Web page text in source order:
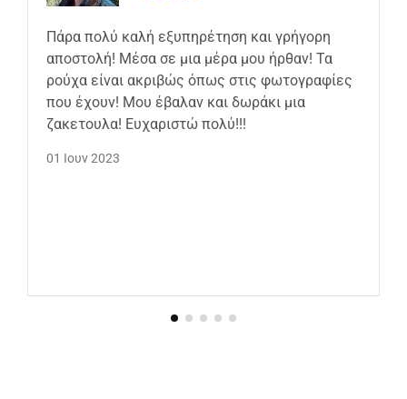
Πάρα πολύ καλή εξυπηρέτηση και γρήγορη
αποστολή! Μέσα σε μια μέρα μου ήρθαν! Τα
ρούχα είναι ακριβώς όπως στις φωτογραφίες
που έχουν! Μου έβαλαν και δωράκι μια
ζακετουλα! Ευχαριστώ πολύ!!!
01 Ιουν 2023